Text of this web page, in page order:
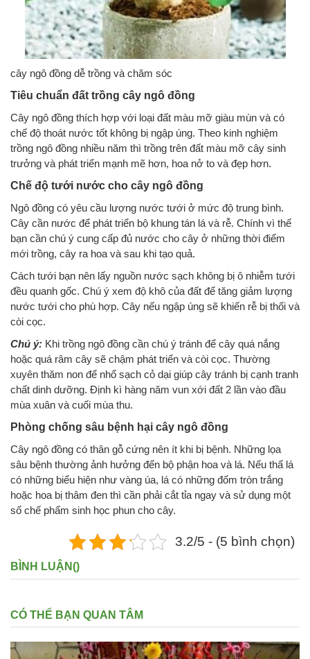
cây ngô đồng dễ trồng và chăm sóc
Tiêu chuẩn đất trồng cây ngô đồng
Cây ngô đồng thích hợp với loại đất màu mỡ giàu mùn và có
chế độ thoát nước tốt không bị ngập úng. Theo kinh nghiệm
trồng ngô đồng nhiều năm thì trồng trên đất màu mỡ cây sinh
trưởng và phát triển mạnh mẽ hơn, hoa nở to và đẹp hơn.
Chế độ tưới nước cho cây ngô đồng
Ngô đồng có yêu cầu lượng nước tưới ở mức độ trung bình.
Cây cần nước để phát triển bộ khung tán lá và rễ. Chính vì thế
bạn cần chú ý cung cấp đủ nước cho cây ở những thời điểm
mới trồng, cây ra hoa và sau khi tạo quả.
Cách tưới bạn nên lấy nguồn nước sạch không bị ô nhiễm tưới
đều quanh gốc. Chú ý xem độ khô của đất để tăng giảm lượng
nước tưới cho phù hợp. Cây nếu ngập úng sẽ khiến rễ bị thối và
còi cọc.
Chú ý: Khi trồng ngô đồng cần chú ý tránh để cây quá nắng
hoặc quá râm cây sẽ chậm phát triển và còi cọc. Thường
xuyên thăm non để nhổ sạch cỏ dại giúp cây tránh bị cạnh tranh
chất dinh dưỡng. Định kì hàng năm vun xới đất 2 lần vào đầu
mùa xuân và cuối mùa thu.
Phòng chống sâu bệnh hại cây ngô đồng
Cây ngô đồng có thân gỗ cứng nên ít khi bị bệnh. Những lọa
sâu bệnh thường ảnh hưởng đến bộ phận hoa và lá. Nếu thấ lá
có những biểu hiện như vàng úa, lá có những đốm tròn trắng
hoặc hoa bị thâm đen thì cần phải cắt tỉa ngay và sử dụng một
số chế phẩm sinh học phun cho cây.
3.2/5 - (5 bình chọn)
BÌNH LUẬN()
CÓ THỂ BẠN QUAN TÂM